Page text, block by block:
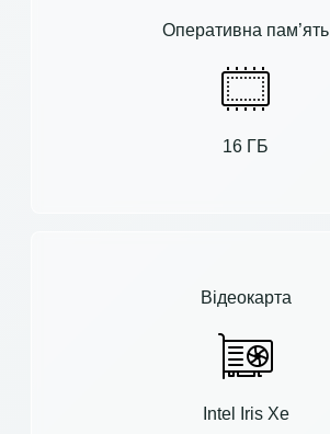
Оперативна пам’ять
16 ГБ
Відеокарта
Intel Iris Xe